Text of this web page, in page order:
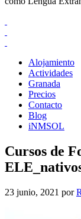
Alojamiento
Actividades
Granada
Precios
Contacto
Blog
iNMSOL
Cursos de
23 junio, 2021 por